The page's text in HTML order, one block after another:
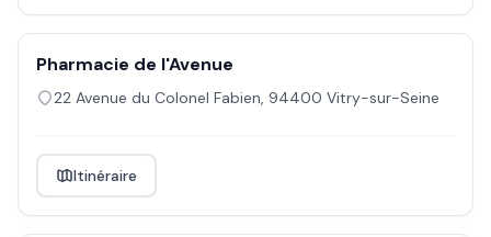
Pharmacie de l'Avenue
22 Avenue du Colonel Fabien, 94400 Vitry-sur-Seine
Itinéraire